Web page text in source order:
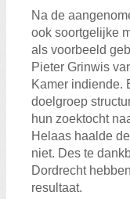
Na de
ook soortgelijke
als voorbeeld
Pieter Grinwis
Kamer indiende.
doelgroep
hun zoektocht
Helaas haalde
niet. Des te
Dordrecht
resultaat.